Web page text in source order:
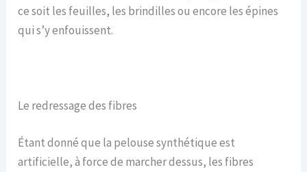
ce soit les feuilles, les brindilles ou encore les épines
qui s’y enfouissent.
Le redressage des fibres
Étant donné que la pelouse synthétique est
artificielle, à force de marcher dessus, les fibres